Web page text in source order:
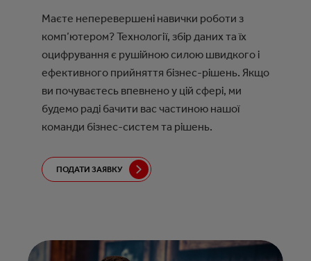
Маєте неперевершені навички роботи з
комп’ютером? Технології, збір даних та їх
оцифрування є рушійною силою швидкого і
ефективного прийняття бізнес-рішень. Якщо
ви почуваєтесь впевнено у цій сфері, ми
будемо раді бачити вас частиною нашої
команди бізнес-систем та рішень.
ПОДАТИ ЗАЯВКУ